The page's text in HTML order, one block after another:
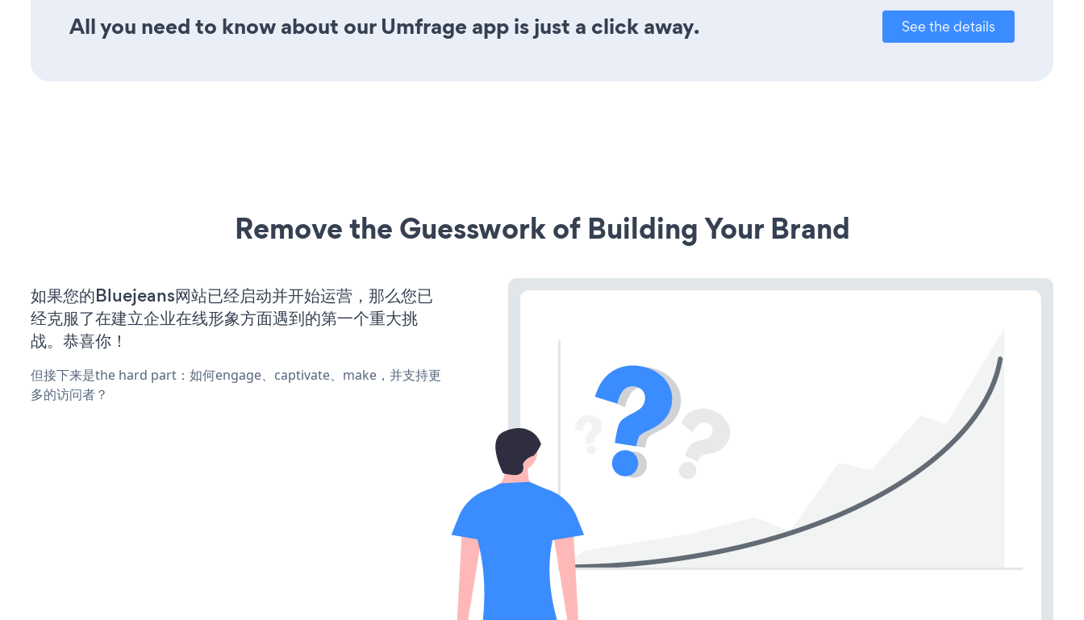
All you need to know about our Umfrage app is just a click away. See the details
Remove the Guesswork of Building Your Brand
如果您的Bluejeans网站已经启动并开始运营，那么您已
经克服了在建立企业在线形象方面遇到的第一个重大挑
战。恭喜你！
但接下来是the hard part：如何engage、captivate、make，并支持更
多的访问者？